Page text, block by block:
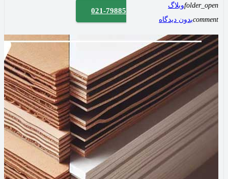
021-79885
folder_openوبلاگ
commentبدون دیدگاه